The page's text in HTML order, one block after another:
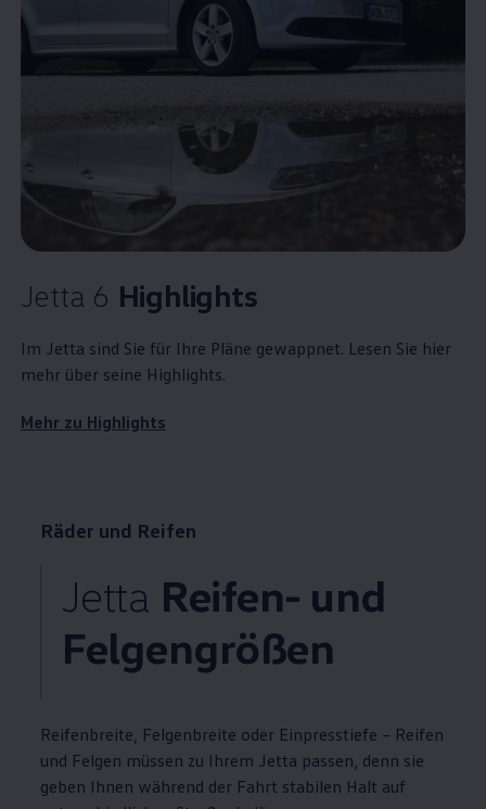
Jetta 6 Highlights
Im Jetta sind Sie für Ihre Pläne gewappnet. Lesen Sie hier
mehr über seine Highlights.
Mehr zu Highlights
Räder und Reifen
Jetta Reifen- und
Felgengrößen
Reifenbreite, Felgenbreite oder Einpresstiefe – Reifen
und Felgen müssen zu Ihrem Jetta passen, denn sie
geben Ihnen während der Fahrt stabilen Halt auf